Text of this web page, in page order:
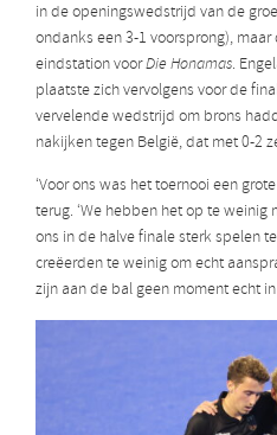
in de openingswedstrijd van de
ondanks een 3-1 voorsprong),
eindstation voorDie Honamas.
plaatste zich vervolgens voor de
vervelende wedstrijd om brons
nakijken tegen België, dat met 0-2
‘Voor ons was het toernooi een
terug. ‘We hebben het op te
ons in de halve finale sterk spelen
creëerden te weinig om echt
zijn aan de bal geen moment echt